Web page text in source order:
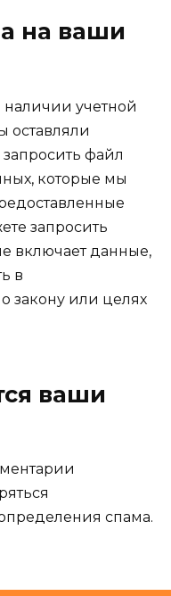
на ваши
учетной
оставляли
файл
которые мы
запросить
включает данные,
в
закону или целях
ваши
спама.